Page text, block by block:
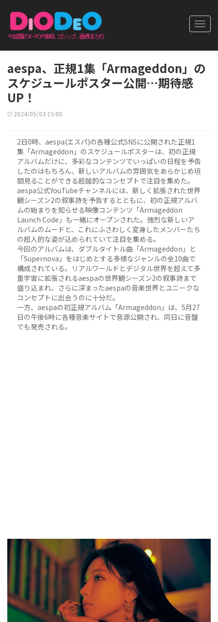
aespa、正規1集「Armageddon」の
スケジュールポスター公開…期待感
UP！
2024/05/03 15:00
2日0時、aespa(エスパ)の各種公式SNSに公開された正規1
集「Armageddon」のスケジュールポスターは、初の正規
アルバムだけに、多彩なコンテンツでいっぱいの日程を予告
したのはもちろん、新しいアルバムの雰囲気をあらかじめ垣
間見ることができる超越的なコンセプトで注目を集めた。
aespa公式YouTubeチャンネルには、新しく拡張された世界
観シーズン2の叙事詩を予告するとともに、初の正規アルバ
ムの始まりを知らせる映像コンテンツ「Armageddon
Launch Code」も一緒にオープンされた。強烈な新しいア
ルバムのムードと、これにふさわしく変身したメンバーたち
の超人的な姿が込められていて注目を集める。
今回のアルバムは、ダブルタイトル曲「Armageddon」と
「Supernova」をはじめとする多様なジャンルの全10曲で
構成されている。リアルワールドとデジタル世界を超えて多
重宇宙に拡張されるaespaの世界観シーズン2の叙事詩まで
盛り込まれ、さらに深まったaespaの音楽世界とユニークな
コンセプトに出会うのに十分だ。
一方、aespaの初正規アルバム「Armageddon」は、5月27
日の午後6時に各種音楽サイトで音源公開され、同日に音盤
でも発売される。